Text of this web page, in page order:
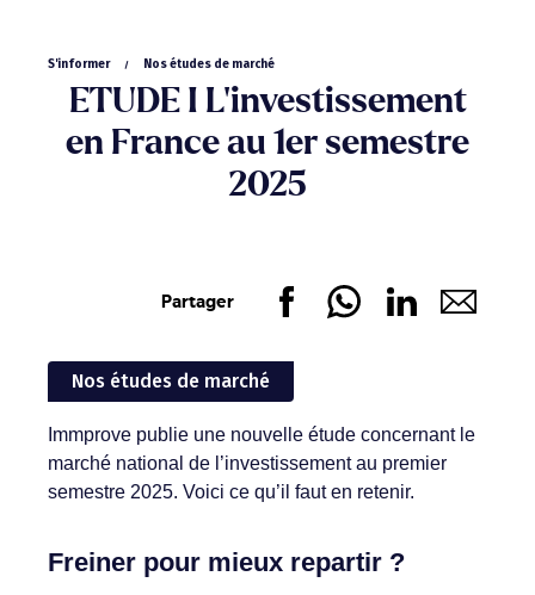
S'informer Nos études de marché
ETUDE I L’investissement
en France au 1er semestre
2025
Partager
Nos études de marché
Immprove publie une nouvelle étude concernant le
marché national de l’investissement au premier
semestre 2025. Voici ce qu’il faut en retenir.
Freiner pour mieux repartir ?